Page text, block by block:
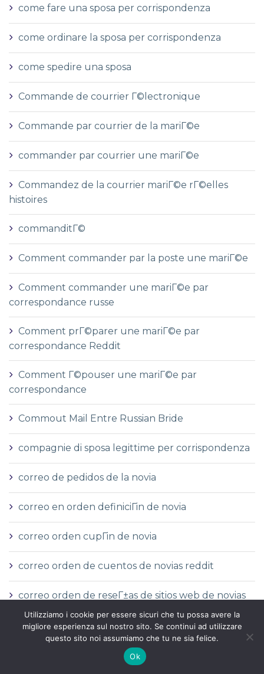
come fare una sposa per corrispondenza
come ordinare la sposa per corrispondenza
come spedire una sposa
Commande de courrier Г©lectronique
Commande par courrier de la mariГ©e
commander par courrier une mariГ©e
Commandez de la courrier mariГ©e rГ©elles
histoires
commanditГ©
Comment commander par la poste une mariГ©e
Comment commander une mariГ©e par
correspondance russe
Comment prГ©parer une mariГ©e par
correspondance Reddit
Comment Г©pouser une mariГ©e par
correspondance
Commout Mail Entre Russian Bride
compagnie di sposa legittime per corrispondenza
correo de pedidos de la novia
correo en orden definiciГіn de novia
correo orden cupГіn de novia
correo orden de cuentos de novias reddit
correo orden de reseГ±as de sitios web de novias
correo orden novia wikipedia
correo orden sitios de novias reddit
Utilizziamo i cookie per essere sicuri che tu possa avere la
migliore esperienza sul nostro sito. Se continui ad utilizzare
questo sito noi assumiamo che tu ne sia felice.
Ok